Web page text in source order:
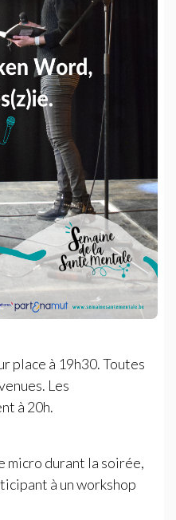
place à 19h30. Toutes
Les
à 20h.
micro durant la soirée,
à un workshop